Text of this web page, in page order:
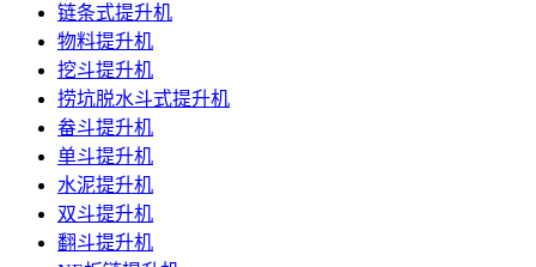
链条式提升机
物料提升机
挖斗提升机
捞坑脱水斗式提升机
畚斗提升机
单斗提升机
水泥提升机
双斗提升机
翻斗提升机